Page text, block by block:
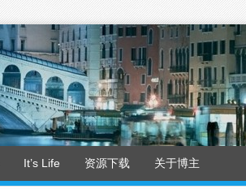
It’s Life 资源下载 关于博主